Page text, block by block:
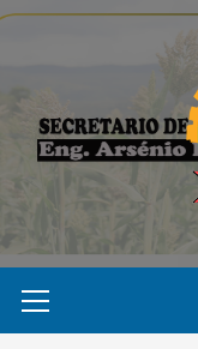
Skip
Menu